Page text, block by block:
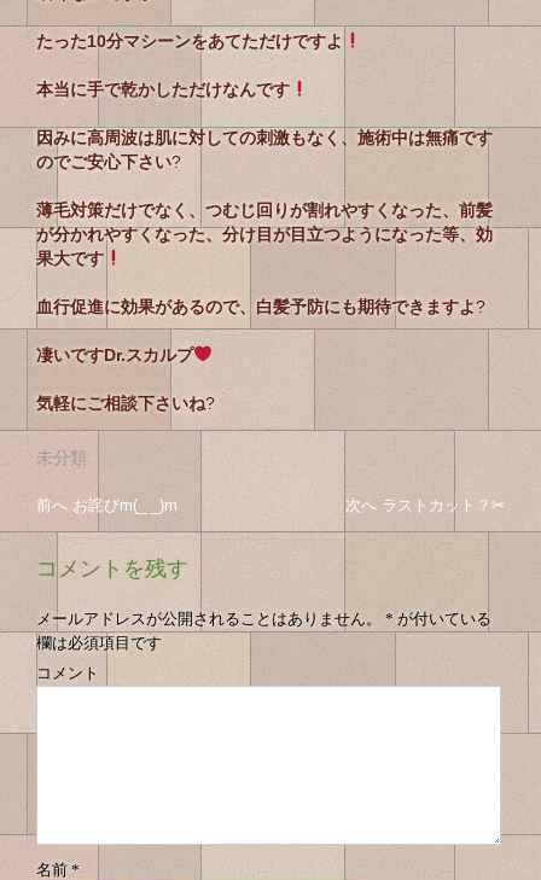
たった10分マシーンをあてただけですよ
本当に手で乾かしただけなんです
因みに高周波は肌に対しての刺激もなく、施術中は無痛です
のでご安心下さい?
薄毛対策だけでなく、つむじ回りが割れやすくなった、前髪
が分かれやすくなった、分け目が目立つようになった等、効
果大です
血行促進に効果があるので、白髪予防にも期待できますよ?
凄いですDr.スカルプ
気軽にご相談下さいね?
未分類
投
稿
の
ナ
ビ
ゲ
ン
投
稿
ナ
ビ
ゲ
ー
シ
ョ
前へ 前
の
投
稿
へ
お詫びm(_ _)m 次へ 次
の
投
稿
へ
ラストカット？✂︎
コメントを残す
メールアドレスが公開されることはありません。 *が付いている
欄は必須項目です
コメント
名前 *